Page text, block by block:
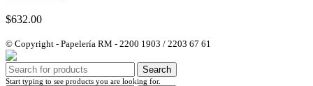
$632.00
© Copyright - Papelería RM - 2200 1903 / 2203 67 61
Search
Start typing to see products you are looking for.